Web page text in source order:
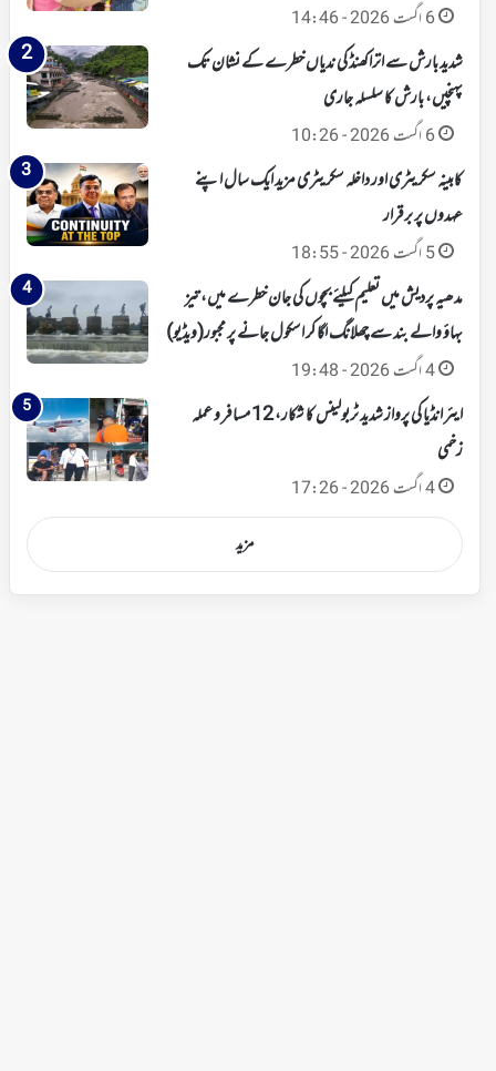
6 اگست 2026 - 14:46
شدید بارش سے اتراکھنڈ کی ندیاں خطرے کے نشان تک
پہنچیں، بارش کا سلسلہ جاری
6 اگست 2026 - 10:26
کابینہ سکریٹری اور داخلہ سکریٹری مزید ایک سال اپنے
عہدوں پر برقرار
5 اگست 2026 - 18:55
مدھیہ پردیش میں تعلیم کیلئے بچوں کی جان خطرے میں، تیز
بہاؤ والے بند سے چھلانگ لگا کر اسکول جانے پر مجبور(ویڈیو)
4 اگست 2026 - 19:48
ایئر انڈیا کی پرواز شدید ٹربولینس کا شکار، 12 مسافر و عملہ
زخمی
4 اگست 2026 - 17:26
مزید